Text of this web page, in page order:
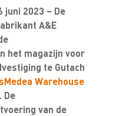
juni 2023 – De
A&E
het magazijn voor
te Gutach
Warehouse
De
van de